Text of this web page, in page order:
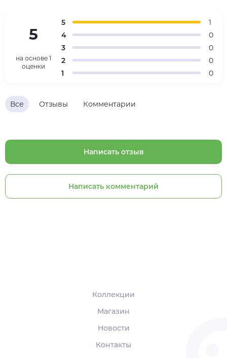
Все Отзывы Комментарии
Написать отзыв
Написать комментарий
5
на основе 1
оценки
5
1
4
0
3
0
2
0
1
0
Коллекции
Магазин
Новости
Контакты